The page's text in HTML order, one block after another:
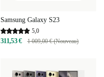
Samsung Galaxy S23
5,0
311,53 € 1 009,00 € (Nouveau)